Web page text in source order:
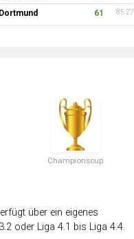
61 85:27
Championscup
über ein eigenes
oder Liga 4.1 bis Liga 4.4.